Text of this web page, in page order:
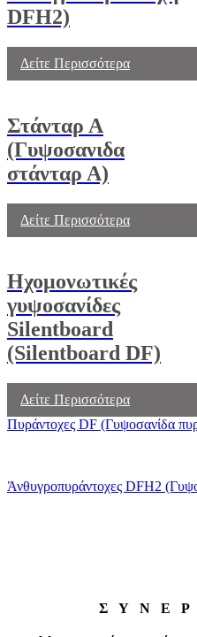
DFH2)
Δείτε Περισσότερα
Στάνταρ Α
(Γυψοσανιδα
στάνταρ Α)
Δείτε Περισσότερα
Ηχομονωτικές
γυψοσανίδες
Silentboard
(Silentboard DF)
Δείτε Περισσότερα
Πυράντοχες DF (Γυψοσανίδα
Άνθυγροπυράντοχες DFΗ2